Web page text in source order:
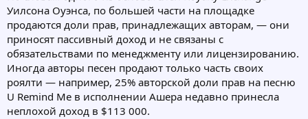
Уилсона Оуэнса, по большей части на площадке
продаются доли прав, принадлежащих авторам, — они
приносят пассивный доход и не связаны с
обязательствами по менеджменту или лицензированию.
Иногда авторы песен продают только часть своих
роялти — например, 25% авторской доли прав на песню
U Remind Me в исполнении Ашера недавно принесла
неплохой доход в $113 000.